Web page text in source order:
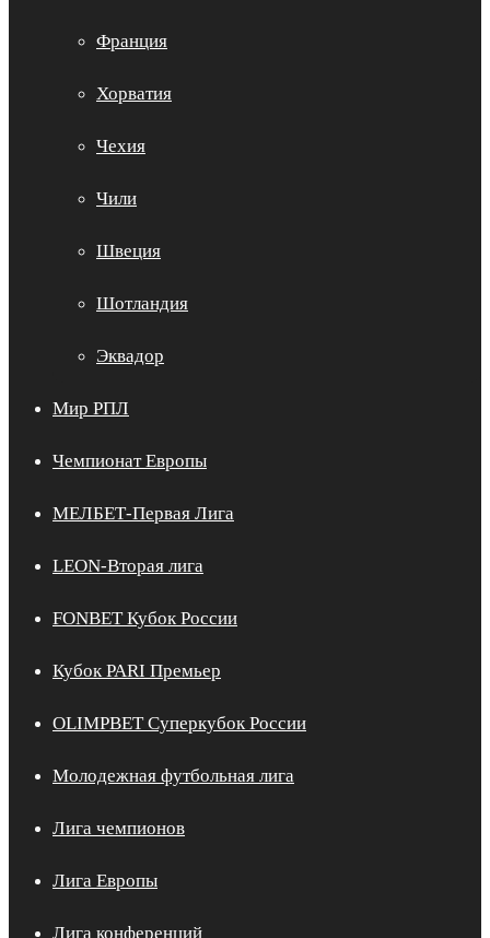
Франция
Хорватия
Чехия
Чили
Швеция
Шотландия
Эквадор
Мир РПЛ
Чемпионат Европы
МЕЛБЕТ-Первая Лига
LEON-Вторая лига
FONBET Кубок России
Кубок PARI Премьер
OLIMPBET Суперкубок России
Молодежная футбольная лига
Лига чемпионов
Лига Европы
Лига конференций